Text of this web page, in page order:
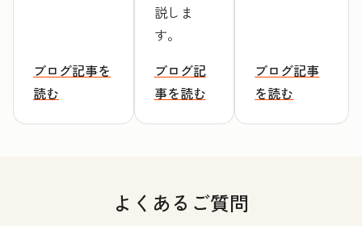
ブログ記事を
読む
説しま
す。
ブログ記
事を読む
ブログ記事
を読む
よくあるご質問